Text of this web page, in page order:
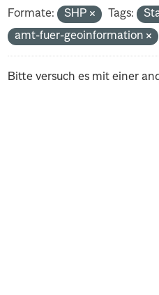
Formate: SHP Tags:
amt-fuer-geoinformation
Bitte versuch es mit einer